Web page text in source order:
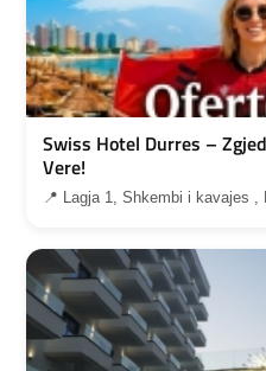
Swiss Hotel Durres –
Vere!
📍 Lagja 1, Shkembi i kavajes ,